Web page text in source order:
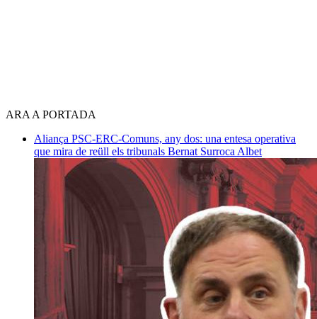
ARA A PORTADA
Aliança PSC-ERC-Comuns, any dos: una entesa operativa
que mira de reüll els tribunals Bernat Surroca Albet